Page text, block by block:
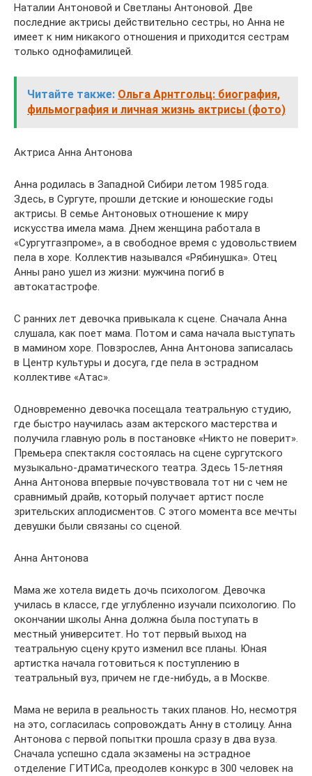
Наталии Антоновой и Светланы Антоновой. Две
последние актрисы действительно сестры, но Анна не
имеет к ним никакого отношения и приходится сестрам
только однофамилицей.
Читайте также: Ольга Арнтгольц: биография,
фильмография и личная жизнь актрисы (фото)
Актриса Анна Антонова
Анна родилась в Западной Сибири летом 1985 года.
Здесь, в Сургуте, прошли детские и юношеские годы
актрисы. В семье Антоновых отношение к миру
искусства имела мама. Днем женщина работала в
«Сургутгазпроме», а в свободное время с удовольствием
пела в хоре. Коллектив назывался «Рябинушка». Отец
Анны рано ушел из жизни: мужчина погиб в
автокатастрофе.
С ранних лет девочка привыкала к сцене. Сначала Анна
слушала, как поет мама. Потом и сама начала выступать
в мамином хоре. Повзрослев, Анна Антонова записалась
в Центр культуры и досуга, где пела в эстрадном
коллективе «Атас».
Одновременно девочка посещала театральную студию,
где быстро научилась азам актерского мастерства и
получила главную роль в постановке «Никто не поверит».
Премьера спектакля состоялась на сцене сургутского
музыкально-драматического театра. Здесь 15-летняя
Анна Антонова впервые почувствовала тот ни с чем не
сравнимый драйв, который получает артист после
зрительских аплодисментов. С этого момента все мечты
девушки были связаны со сценой.
Анна Антонова
Мама же хотела видеть дочь психологом. Девочка
училась в классе, где углубленно изучали психологию. По
окончании школы Анна должна была поступать в
местный университет. Но тот первый выход на
театральную сцену круто изменил все планы. Юная
артистка начала готовиться к поступлению в
театральный вуз, причем не где-нибудь, а в Москве.
Мама не верила в реальность таких планов. Но, несмотря
на это, согласилась сопровождать Анну в столицу. Анна
Антонова с первой попытки прошла сразу в два вуза.
Сначала успешно сдала экзамены на эстрадное
отделение ГИТИСа, преодолев конкурс в 300 человек на